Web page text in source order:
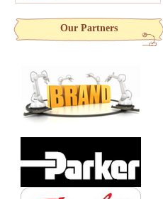
Our Partners